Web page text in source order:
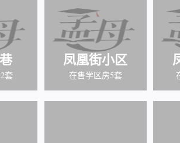
套
凤凰街小区
在售学区房5套